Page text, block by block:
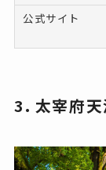
公式サイト
3. 太宰府天